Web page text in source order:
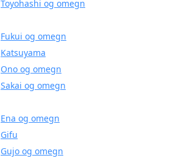
Toyohashi og omegn
Fukui og omegn
Katsuyama
Ono og omegn
Sakai og omegn
Ena og omegn
Gifu
Gujo og omegn